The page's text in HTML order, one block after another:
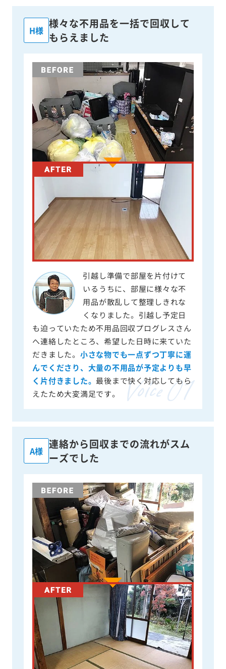
H様
様々な不用品を一括で回収して
もらえました
引越し準備で部屋を片付けて
いるうちに、部屋に様々な不
用品が散乱して整理しきれな
くなりました。引越し予定日
も迫っていたため不用品回収プログレスさん
へ連絡したところ、希望した日時に来ていた
だきました。 小さな物でも一点ずつ丁寧に運
んでくださり、大量の不用品が予定よりも早
く片付きました。 最後まで快く対応してもら
えたため大変満足です。
A様
連絡から回収までの流れがスム
ーズでした